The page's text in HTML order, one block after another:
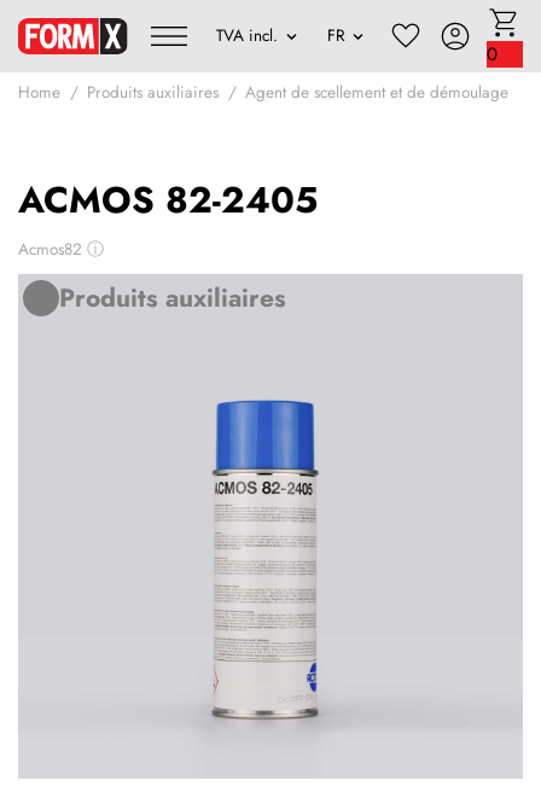
0
Home Produits auxiliaires Agent de scellement et de démoulage
ACMOS 82-2405
Acmos82 ⓘ
Produits auxiliaires